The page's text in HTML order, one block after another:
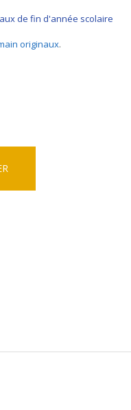
de fin d'année scolaire
originaux.